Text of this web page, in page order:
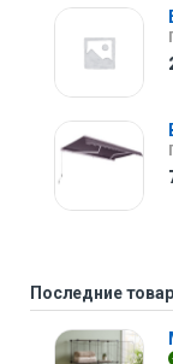
Последние